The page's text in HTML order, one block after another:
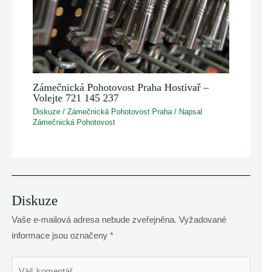
Zámečnická Pohotovost Praha Hostivař –
Volejte 721 145 237
Diskuze /Zámečnická Pohotovost Praha/ Napsal
Zámečnická Pohotovost
Diskuze
Vaše e-mailová adresa nebude zveřejněna. Vyžadované
informace jsou označeny *